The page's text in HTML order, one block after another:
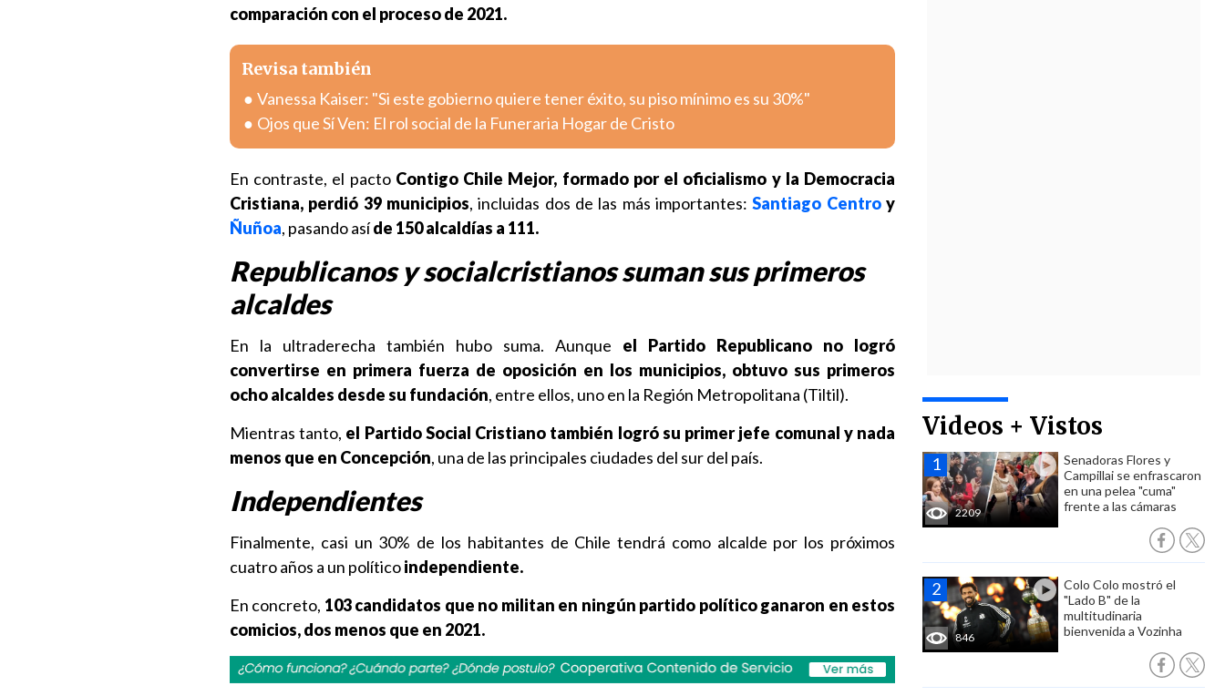
Videos + Vistos
2209
Senadoras Flores y
Campillai se enfrascaron
en una pelea "cuma"
frente a las cámaras
846
Colo Colo mostró el
"Lado B" de la
multitudinaria
bienvenida a Vozinha
comparación con el proceso de 2021.
Revisa también
Vanessa Kaiser: "Si este gobierno quiere tener éxito, su piso mínimo es su 30%"
Ojos que Sí Ven: El rol social de la Funeraria Hogar de Cristo
En contraste, el pacto Contigo Chile Mejor, formado por el oficialismo y la Democracia
Cristiana, perdió 39 municipios, incluidas dos de las más importantes:Santiago Centroy
Ñuñoa, pasando asíde 150 alcaldías a 111.
Republicanos y socialcristianos suman sus primeros
alcaldes
En la ultraderecha también hubo suma. Aunque el Partido Republicano no logró
convertirse en primera fuerza de oposición en los municipios, obtuvo sus primeros
ocho alcaldes desde su fundación, entre ellos, uno en la Región Metropolitana (Tiltil).
Mientras tanto, el Partido Social Cristiano también logró su primer jefe comunal y nada
menos que en Concepción, una de las principales ciudades del sur del país.
Independientes
Finalmente, casi un 30% de los habitantes de Chile tendrá como alcalde por los próximos
cuatro años a un políticoindependiente.
En concreto, 103 candidatos que no militan en ningún partido político ganaron en estos
comicios, dos menos que en 2021.